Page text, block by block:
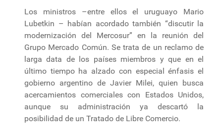
Los ministros –entre ellos el uruguayo Mario
Lubetkin – habían acordado también “discutir la
modernización del Mercosur” en la reunión del
Grupo Mercado Común. Se trata de un reclamo de
larga data de los países miembros y que en el
último tiempo ha alzado con especial énfasis el
gobierno argentino de Javier Milei, quien busca
acercamientos comerciales con Estados Unidos,
aunque su administración ya descartó la
posibilidad de un Tratado de Libre Comercio.